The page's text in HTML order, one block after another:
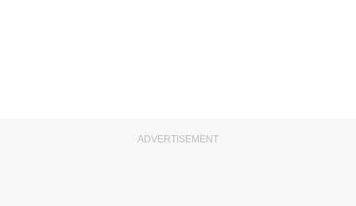
ADVERTISEMENT